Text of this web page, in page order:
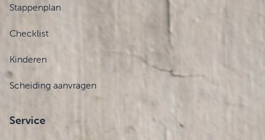
Stappenplan
Checklist
Kinderen
Scheiding aanvragen
Service